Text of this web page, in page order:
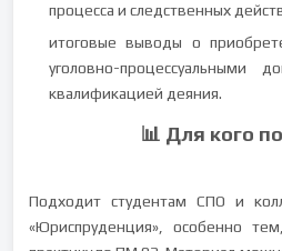
процесса и следственных
итоговые выводы о
уголовно-процессуальными
квалификацией деяния.
📊 Для кого
Подходит студентам СПО и
«Юриспруденция», особенно